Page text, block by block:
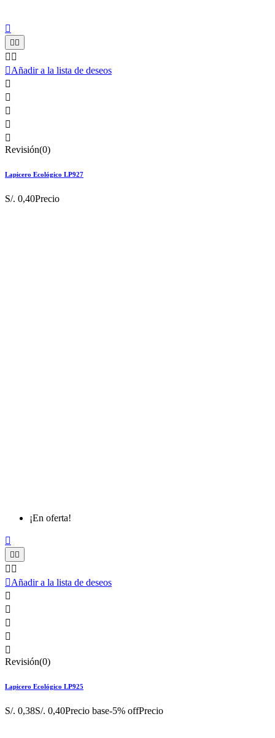

 
 
Añadir a la lista de deseos





Revisión(0)
Lapicero Ecológico LP927
S/. 0,40Precio
¡En oferta!

 
 
Añadir a la lista de deseos





Revisión(0)
Lapicero Ecológico LP925
S/. 0,38S/. 0,40Precio base-5% offPrecio